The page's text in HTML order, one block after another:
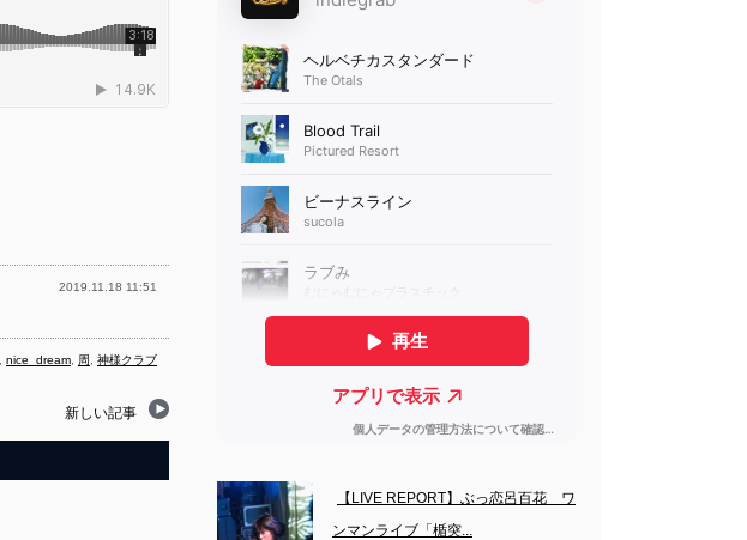
2019.11.18 11:51
nice_dream 周 神様クラブ
新しい記事
【LIVE REPORT】ぶっ恋呂百花　ワ
ンマンライブ「楯突...